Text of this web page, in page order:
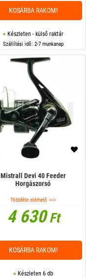
Készleten - külső raktár
Szállítási idő: 2-7 munkanap
KOSÁRBA RAKOM!
Mistrall Devi 40 Feeder
Horgászorsó
Többféle elérhető >>>
4 630Ft
Készleten 6 db
KOSÁRBA RAKOM!